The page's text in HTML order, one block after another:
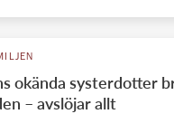
okända systerdotter
– avslöjar allt